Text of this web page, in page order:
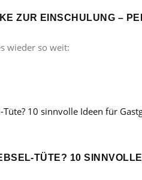
ZUR EINSCHULUNG –
wieder so weit:
TÜTE? 10